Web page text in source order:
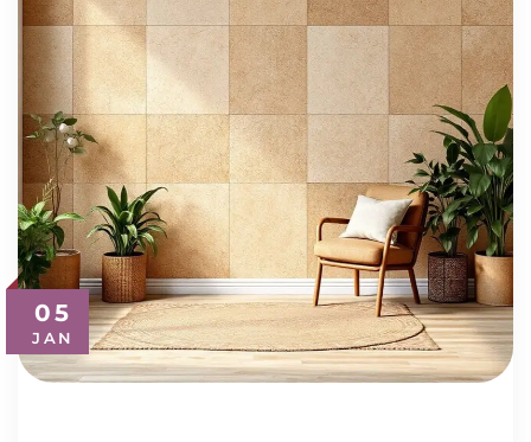
05
JAN